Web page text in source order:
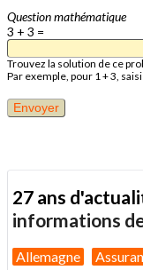
Question mathématique
3 + 3 =
Trouvez la solution de ce
Par exemple, pour 1 + 3,
27 ans
informations
Allemagne